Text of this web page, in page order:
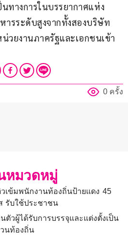
ทางการในบรรยากาศแห่ง
ารระดับสูงจากทั้งสองบริษัท
วยงานภาครัฐและเอกชนเข้า
0 ครั้ง
หมวดหมู่
เข้มพนักงานท้องถิ่นป้ายแดง 45
รับใช้ประชาชน
นตัวผู้ได้รับการบรรจุและแต่งตั้งเป็น
นท้องถิ่น